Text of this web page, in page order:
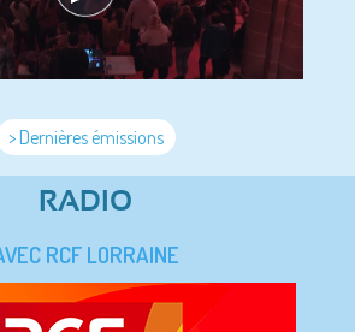
> Dernières émissions
RADIO
RCF LORRAINE